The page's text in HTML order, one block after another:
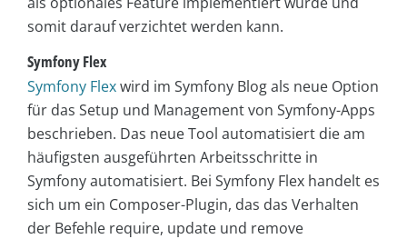
somit darauf verzichtet werden kann.
Symfony Flex
Symfony Flexwird im Symfony Blog als neue Option
für das Setup und Management von Symfony-Apps
beschrieben. Das neue Tool automatisiert die am
häufigsten ausgeführten Arbeitsschritte in
Symfony automatisiert. Bei Symfony Flex handelt es
sich um ein Composer-Plugin, das das Verhalten
der Befehle require, update und remove